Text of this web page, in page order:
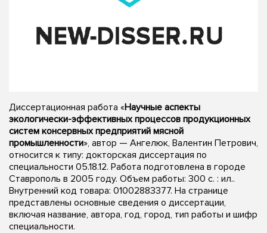
Диссертационная работа «Научные аспекты
экологически-эффективных процессов продукционных
систем консервных предприятий мясной
промышленности», автор — Ангелюк, Валентин Петрович,
относится к типу: докторская диссертация по
специальности 05.18.12. Работа подготовлена в городе
Ставрополь в 2005 году. Объем работы: 300 с. : ил..
Внутренний код товара: 01002883377. На странице
представлены основные сведения о диссертации,
включая название, автора, год, город, тип работы и шифр
специальности.